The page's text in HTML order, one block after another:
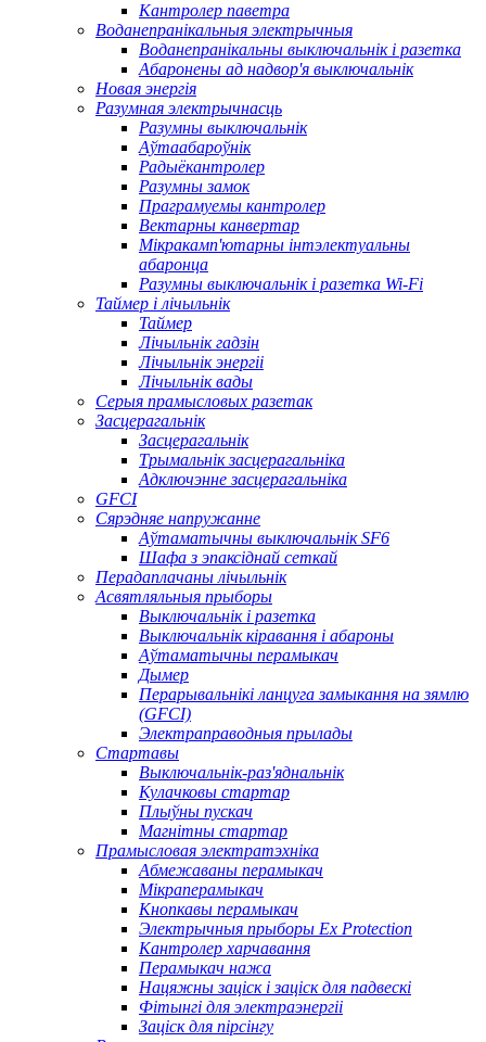
Кантролер паветра
Воданепранікальныя электрычныя
Воданепранікальны выключальнік і разетка
Абаронены ад надвор'я выключальнік
Новая энергія
Разумная электрычнасць
Разумны выключальнік
Аўтаабароўнік
Радыёкантролер
Разумны замок
Праграмуемы кантролер
Вектарны канвертар
Мікракамп'ютарны інтэлектуальны
абаронца
Разумны выключальнік і разетка Wi-Fi
Таймер і лічыльнік
Таймер
Лічыльнік гадзін
Лічыльнік энергіі
Лічыльнік вады
Серыя прамысловых разетак
Засцерагальнік
Засцерагальнік
Трымальнік засцерагальніка
Адключэнне засцерагальніка
GFCI
Сярэдняе напружанне
Аўтаматычны выключальнік SF6
Шафа з эпаксіднай сеткай
Перадаплачаны лічыльнік
Асвятляльныя прыборы
Выключальнік і разетка
Выключальнік кіравання і абароны
Аўтаматычны перамыкач
Дымер
Перарывальнікі ланцуга замыкання на зямлю
(GFCI)
Электраправодныя прылады
Стартавы
Выключальнік-раз'яднальнік
Кулачковы стартар
Плыўны пускач
Магнітны стартар
Прамысловая электратэхніка
Абмежаваны перамыкач
Мікраперамыкач
Кнопкавы перамыкач
Электрычныя прыборы Ex Protection
Кантролер харчавання
Перамыкач нажа
Нацяжны заціск і заціск для падвескі
Фітынгі для электраэнергіі
Заціск для пірсінгу